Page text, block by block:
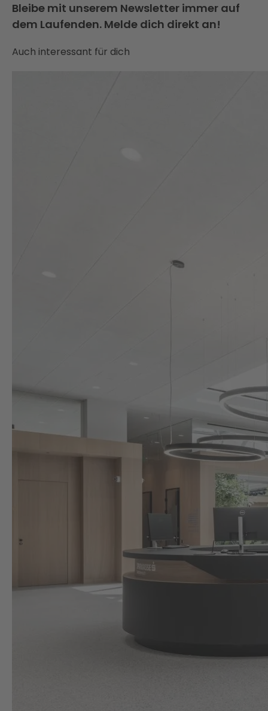
Bleibe mit unserem Newsletter immer auf
dem Laufenden. Melde dich direkt an!
Auch interessant für dich